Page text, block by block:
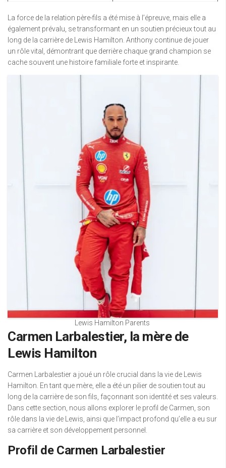
La force de la relation père-fils a été mise à l’épreuve, mais elle a
également prévalu, se transformant en un soutien précieux tout au
long de la carrière de Lewis Hamilton. Anthony continue de jouer
un rôle vital, démontrant que derrière chaque grand champion se
cache souvent une histoire familiale forte et inspirante.
Lewis Hamilton Parents
Carmen Larbalestier, la mère de
Lewis Hamilton
Carmen Larbalestier a joué un rôle crucial dans la vie de Lewis
Hamilton. En tant que mère, elle a été un pilier de soutien tout au
long de la carrière de son fils, façonnant son identité et ses valeurs.
Dans cette section, nous allons explorer le profil de Carmen, son
rôle dans la vie de Lewis, ainsi que l’impact profond qu’elle a eu sur
sa carrière et son développement personnel.
Profil de Carmen Larbalestier